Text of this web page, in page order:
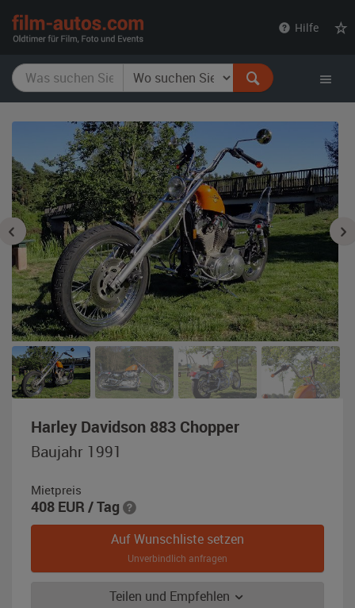
Hilfe
Harley Davidson 883 Chopper,
chrom
Baujahr 1991
Mietpreis
408 EUR / Tag
Auf Wunschliste setzen
Unverbindlich anfragen
Teilen und Empfehlen